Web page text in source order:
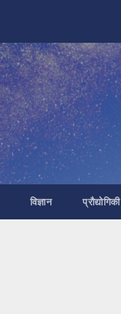
विज्ञान प्रौद्योगिकी